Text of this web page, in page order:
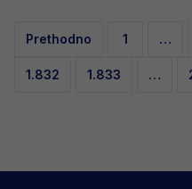
Posts
pagination
Prethodno 1 …
1.832 1.833 …